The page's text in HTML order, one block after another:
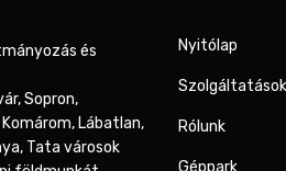
és
Sopron,
Lábatlan,
Tata városok
Nyitólap
Szolgáltatások
Rólunk
Géppark